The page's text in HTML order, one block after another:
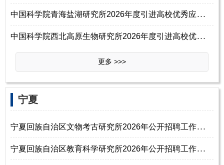
中
国科学院青海盐湖研究所2026年度引进高校优秀应届毕业生公告
中
国科学院西北高原生物研究所2026年度引进高校优秀应届毕业生19名公告
更多 >>>
‌‌宁夏
宁
夏回族自治区文物考古研究所2026年公开招聘工作人员公告（硕士研究生及以
宁
夏回族自治区教育科学研究所2026年公开招聘工作人员公告